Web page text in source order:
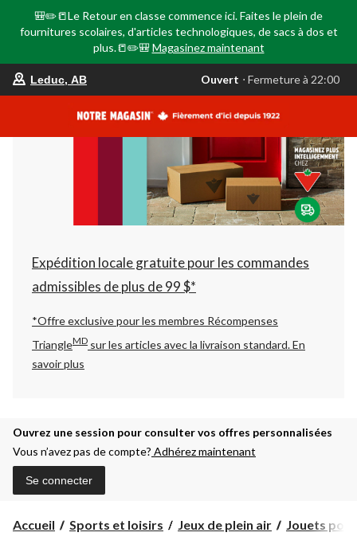
🎒✏️📒Le Retour en classe commence ici. Faites le plein de
fournitures scolaires, d'articles technologiques, de sacs à dos et
plus.📒✏️🎒 Magasinez maintenant
votre
est
AB,
Ouvert,
Fermeture
à
22:00
changer
Leduc, AB Ouvert ⋅ Fermeture à 22:00
Expédition locale gratuite pour les commandes
admissibles de plus de 99 $*
*Offre exclusive pour les membres Récompenses
TriangleMD sur les articles avec la livraison standard.En
savoir plus
Ouvrez une session pour consulter vos offres personnalisées
Vous n’avez pas de compte? Adhérez maintenant
Se connecter
Accueil Sports et loisirs Jeux de plein air Jouets